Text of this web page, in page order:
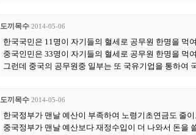
도끼목수 2014-05-06
한국국민은 11명이 자기들의 혈세로 공무원 한명을 먹
중국인민은 33명이 자기들의 혈세로 공무원 한명을 먹
그런데 중국의 공무원중 일부는 또 국유기업을 통하여
도끼목수 2014-05-06
한국정부가 맨날 예산이 부족하여 노령기초연금도 줄
중국정부가 맨날 예산보다 재정수입이 더 나와서 돈을